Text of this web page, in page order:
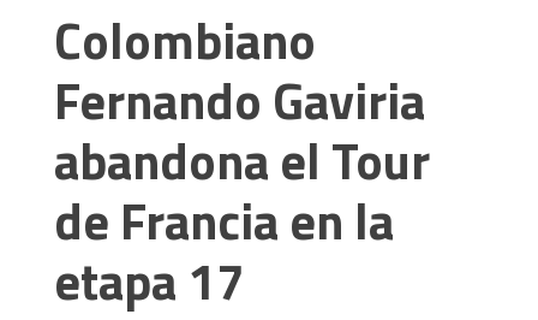
Colombiano
Fernando Gaviria
abandona el Tour
de Francia en la
etapa 17